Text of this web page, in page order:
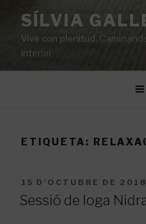
contingut
SÍLVIA
Vive con plenitud.
interior.
ETIQUETA:
PUBLICAT
A
15 D'OCTUBRE DE 2018
Sessió de Ioga